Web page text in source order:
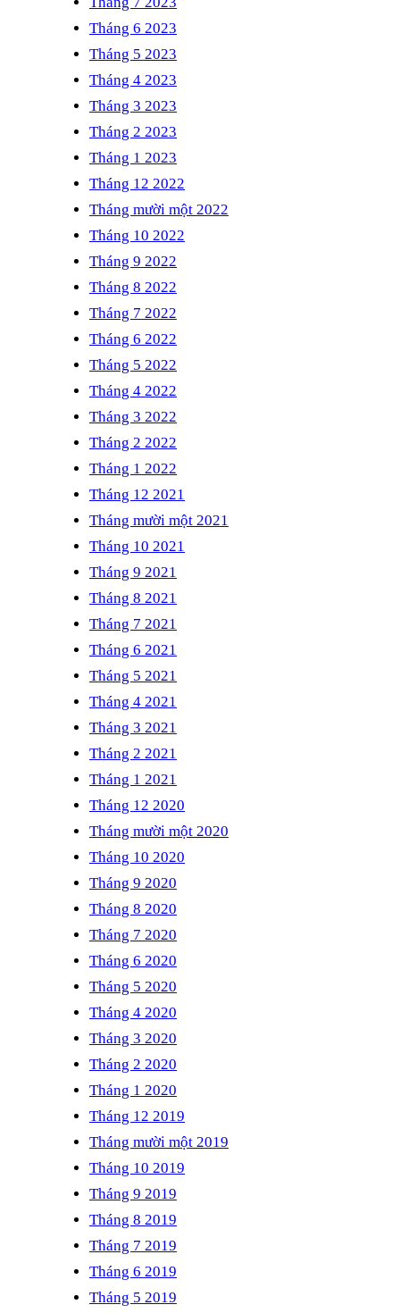
Tháng 6 2023
Tháng 5 2023
Tháng 4 2023
Tháng 3 2023
Tháng 2 2023
Tháng 1 2023
Tháng 12 2022
Tháng mười một 2022
Tháng 10 2022
Tháng 9 2022
Tháng 8 2022
Tháng 7 2022
Tháng 6 2022
Tháng 5 2022
Tháng 4 2022
Tháng 3 2022
Tháng 2 2022
Tháng 1 2022
Tháng 12 2021
Tháng mười một 2021
Tháng 10 2021
Tháng 9 2021
Tháng 8 2021
Tháng 7 2021
Tháng 6 2021
Tháng 5 2021
Tháng 4 2021
Tháng 3 2021
Tháng 2 2021
Tháng 1 2021
Tháng 12 2020
Tháng mười một 2020
Tháng 10 2020
Tháng 9 2020
Tháng 8 2020
Tháng 7 2020
Tháng 6 2020
Tháng 5 2020
Tháng 4 2020
Tháng 3 2020
Tháng 2 2020
Tháng 1 2020
Tháng 12 2019
Tháng mười một 2019
Tháng 10 2019
Tháng 9 2019
Tháng 8 2019
Tháng 7 2019
Tháng 6 2019
Tháng 5 2019